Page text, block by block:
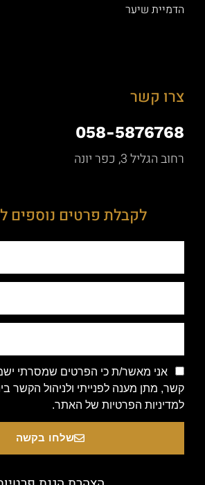
הדמיית שיער
צרו קשר
058-5876768
רחוב הגליל 3, כפר יונה
לקבלת פרטים נוספים
אני מאשר/ת כי הפרטים שמסרתי
קשר, מתן מענה לפנייתי ולניהול הקשר
למדיניות הפרטיות של האתר.
שלחו בקשה